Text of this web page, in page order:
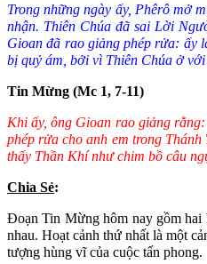
Trong những ngày ấy, Phêrô mở
nhận. Thiên Chúa đã sai Lời
Gioan đã rao giảng phép rửa: ấy
bị quỷ ám, bởi vì Thiên Chúa ở
Tin Mừng (Mc 1, 7-11)
Khi ấy, ông Gioan rao giảng
phép rửa cho anh em trong
thấy Thần Khí như chim bồ câu
Chia Sẻ:
Đoạn Tin Mừng hôm nay gồm hai
nhau. Hoạt cảnh thứ nhất là một
tượng hùng vĩ của cuộc tấn phong.